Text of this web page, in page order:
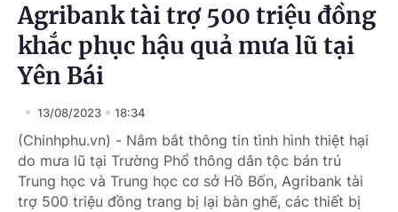
Agribank tài trợ 500 triệu đồng
khắc phục hậu quả mưa lũ tại
Yên Bái
13/08/2023 18:34
(Chinhphu.vn) - Nắm bắt thông tin tình hình thiệt hại
do mưa lũ tại Trường Phổ thông dân tộc bán trú
Trung học và Trung học cơ sở Hồ Bốn, Agribank tài
trợ 500 triệu đồng trang bị lại bàn ghế, các thiết bị